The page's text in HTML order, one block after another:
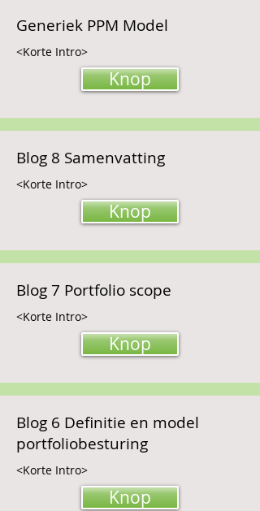
Generiek PPM Model
<Korte Intro>
Knop
Blog 8 Samenvatting
<Korte Intro>
Knop
Blog 7 Portfolio scope
<Korte Intro>
Knop
Blog 6 Definitie en model
portfoliobesturing
<Korte Intro>
Knop